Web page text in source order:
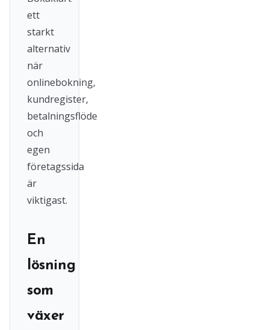
ett
starkt
alternativ
när
onlinebokning,
kundregister,
betalningsflöde
och
egen
företagssida
är
viktigast.
En
lösning
som
växer